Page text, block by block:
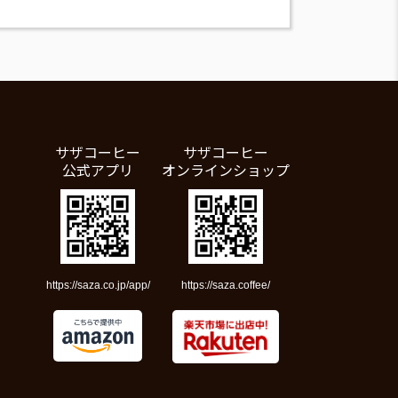
サザコーヒー
公式アプリ
https://saza.co.jp/app/
サザコーヒー
オンラインショップ
https://saza.coffee/